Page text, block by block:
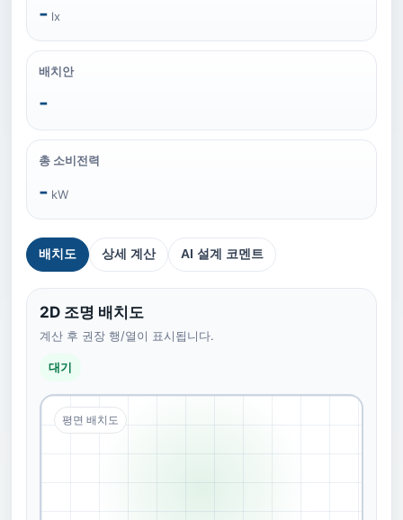
- lx
배치안
-
총 소비전력
- kW
배치도 상세 계산 AI 설계 코멘트
2D 조명 배치도
계산 후 권장 행/열이 표시됩니다.
대기
평면 배치도